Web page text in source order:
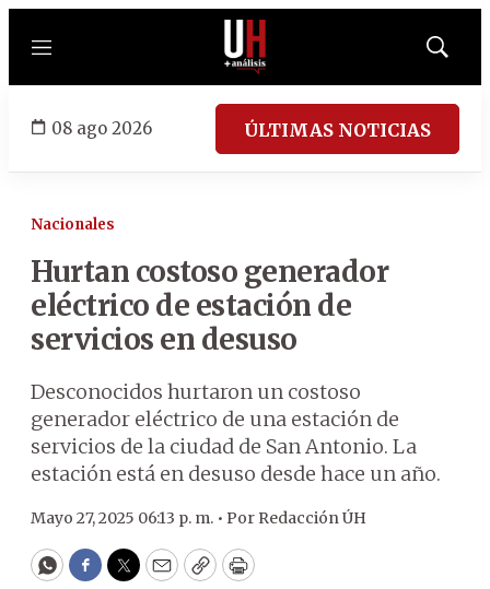
Menú
Mostrar
08 ago 2026 ÚLTIMAS NOTICIAS
Nacionales
Hurtan costoso generador
eléctrico de estación de
servicios en desuso
Desconocidos hurtaron un costoso
generador eléctrico de una estación de
servicios de la ciudad de San Antonio. La
estación está en desuso desde hace un año.
Mayo 27, 2025 06:13 p. m. • Por Redacción ÚH
WhatsApp
Facebook
Twitter
EmailCopyPrint